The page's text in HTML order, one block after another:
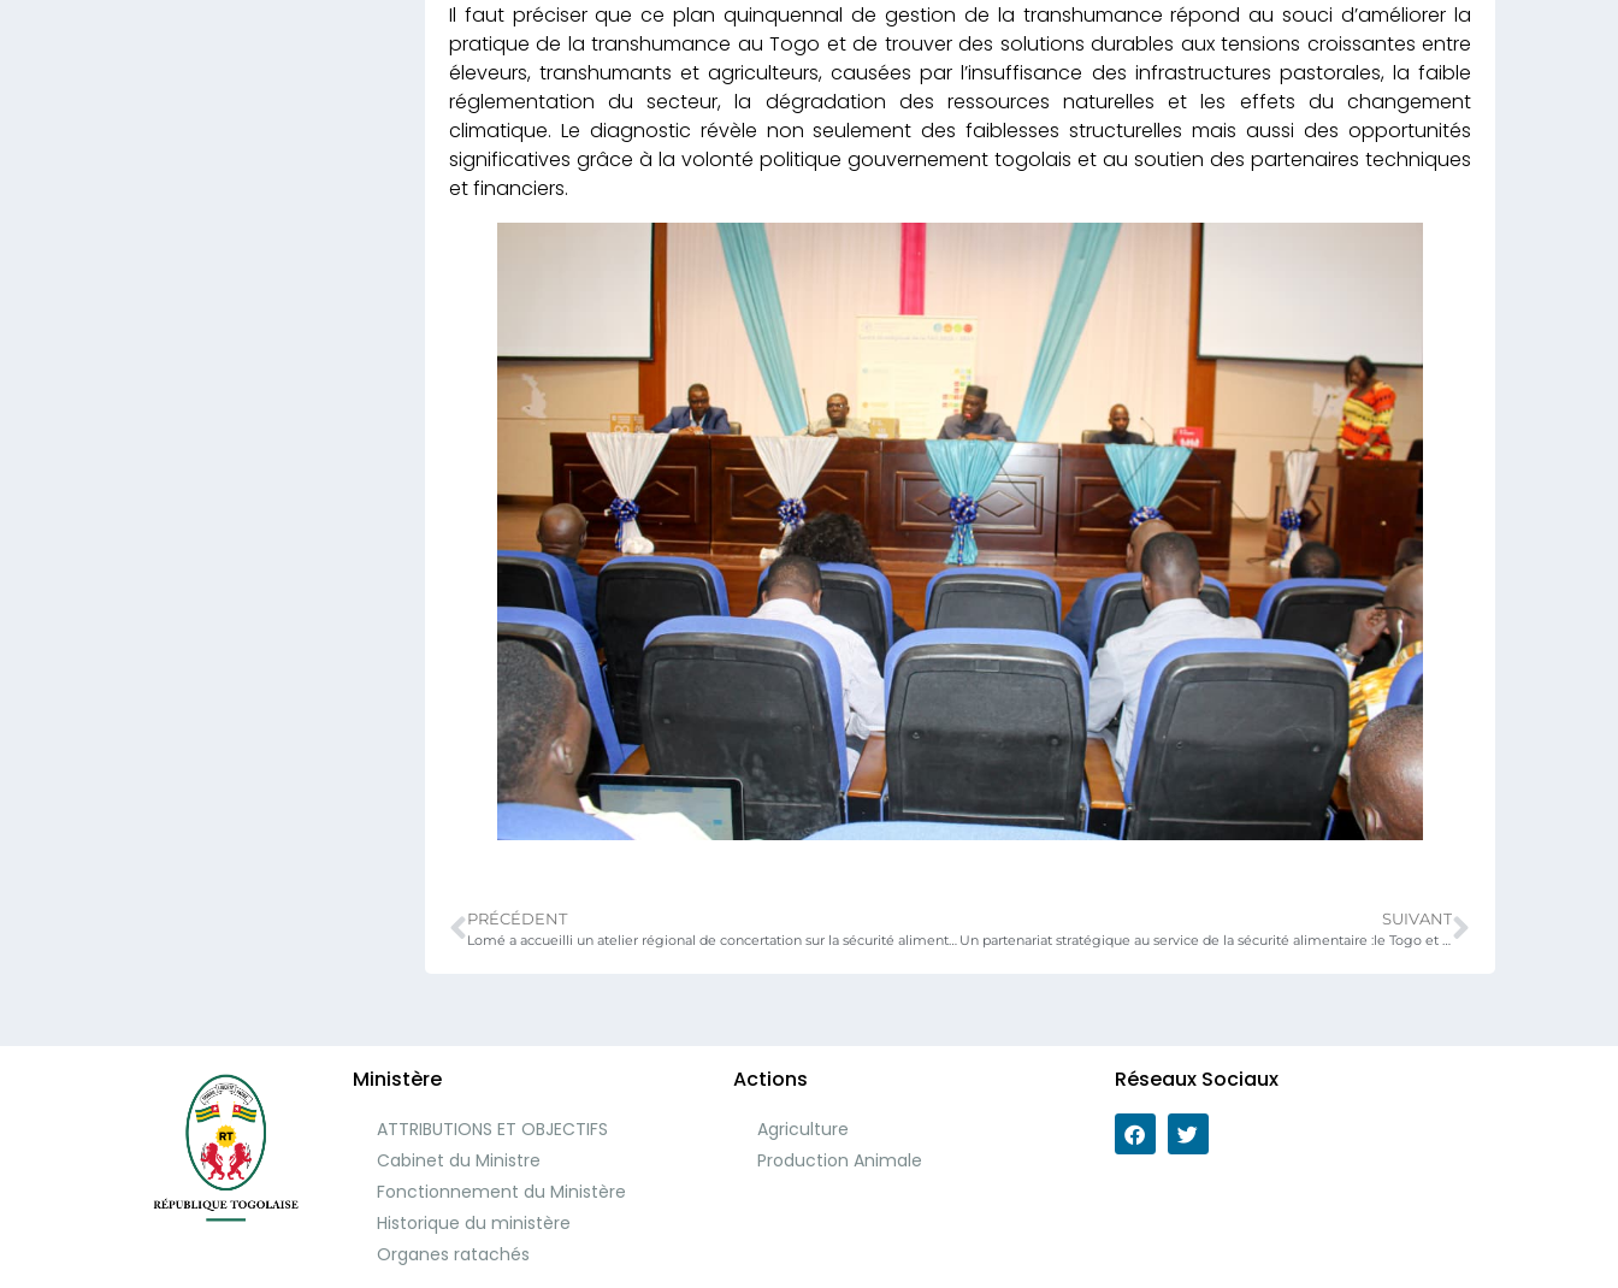
Il faut préciser que ce plan quinquennal de gestion de la transhumance répond au souci d’améliorer la
pratique de la transhumance au Togo et de trouver des solutions durables aux tensions croissantes entre
éleveurs, transhumants et agriculteurs, causées par l’insuffisance des infrastructures pastorales, la faible
réglementation du secteur, la dégradation des ressources naturelles et les effets du changement
climatique. Le diagnostic révèle non seulement des faiblesses structurelles mais aussi des opportunités
significatives grâce à la volonté politique gouvernement togolais et au soutien des partenaires techniques
et financiers.
PRÉCÉDENT
Lomé a accueilli un atelier régional de concertation sur la sécurité alimentaire et nutritionnelle au Sahel et en Afrique de l’Ouest
SUIVANT
Un partenariat stratégique au service de la sécurité alimentaire :le Togo et la chine renforcent leur coopération
Ministère
ATTRIBUTIONS ET OBJECTIFS
Cabinet du Ministre
Fonctionnement du Ministère
Historique du ministère
Organes ratachés
Actions
Agriculture
Production Animale
Réseaux Sociaux